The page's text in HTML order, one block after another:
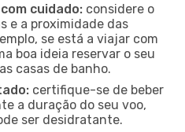
cuidado: considere o
e a proximidade das
se está a viajar com
boa ideia reservar o seu
casas de banho.
certifique-se de beber
a duração do seu voo,
ser desidratante.